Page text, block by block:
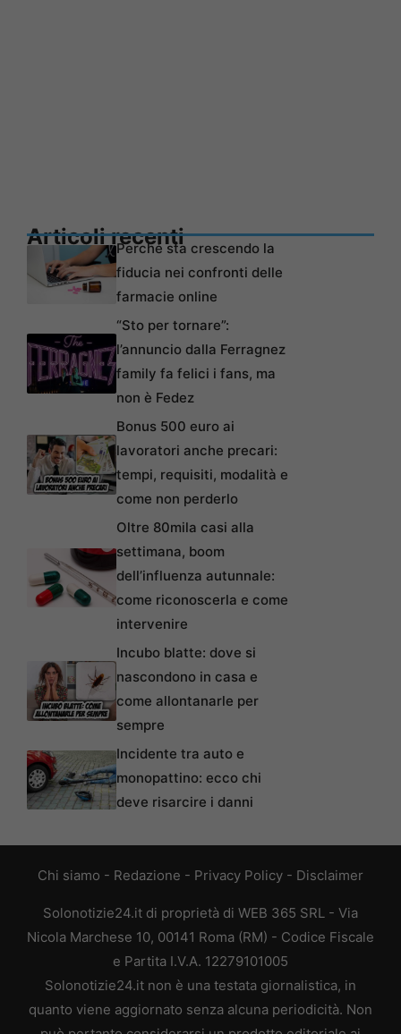
Articoli recentiPerché sta crescendo la
fiducia nei confronti delle
farmacie online
“Sto per tornare”:
l’annuncio dalla Ferragnez
family fa felici i fans, ma
non è Fedez
Bonus 500 euro ai
lavoratori anche precari:
tempi, requisiti, modalità e
come non perderlo
Oltre 80mila casi alla
settimana, boom
dell’influenza autunnale:
come riconoscerla e come
intervenire
Incubo blatte: dove si
nascondono in casa e
come allontanarle per
sempre
Incidente tra auto e
monopattino: ecco chi
deve risarcire i danni
Chi siamo - Redazione - Privacy Policy - Disclaimer
Solonotizie24.it di proprietà di WEB 365 SRL - Via
Nicola Marchese 10, 00141 Roma (RM) - Codice Fiscale
e Partita I.V.A. 12279101005
Solonotizie24.it non è una testata giornalistica, in
quanto viene aggiornato senza alcuna periodicità. Non